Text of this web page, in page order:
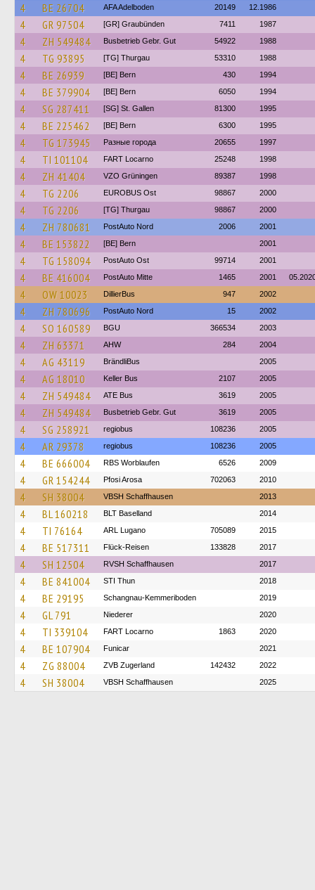
4 BE 26704 AFA Adelboden 20149 12.1986
4 GR 97504 [GR] Graubünden 7411 1987
4 ZH 549484 Busbetrieb Gebr. Gut 54922 1988
4 TG 93895 [TG] Thurgau 53310 1988
4 BE 26939 [BE] Bern 430 1994
4 BE 379904 [BE] Bern 6050 1994
4 SG 287411 [SG] St. Gallen 81300 1995
4 BE 225462 [BE] Bern 6300 1995
4 TG 173945 Разные города 20655 1997
4 TI 101104 FART Locarno 25248 1998
4 ZH 41404 VZO Grüningen 89387 1998
4 TG 2206 EUROBUS Ost 98867 2000
4 TG 2206 [TG] Thurgau 98867 2000
4 ZH 780681 PostAuto Nord 2006 2001
4 BE 153822 [BE] Bern 2001
4 TG 158094 PostAuto Ost 99714 2001
4 BE 416004 PostAuto Mitte 1465 2001
4 OW 10023 DillierBus 947 2002
4 ZH 780696 PostAuto Nord 15 2002
4 SO 160589 BGU 366534 2003
4 ZH 63371 AHW 284 2004
4 AG 43119 BrändliBus 2005
4 AG 18010 Keller Bus 2107 2005
4 ZH 549484 ATE Bus 3619 2005
4 ZH 549484 Busbetrieb Gebr. Gut 3619 2005
4 SG 258921 regiobus 108236 2005
4 AR 29378 regiobus 108236 2005
4 BE 666004 RBS Worblaufen 6526 2009
4 GR 154244 Pfosi Arosa 702063 2010
4 SH 38004 VBSH Schaffhausen 2013
4 BL 160218 BLT Baselland 2014
4 TI 76164 ARL Lugano 705089 2015
4 BE 517311 Flück-Reisen 133828 2017
4 SH 12504 RVSH Schaffhausen 2017
4 BE 841004 STI Thun 2018
4 BE 29195 Schangnau-Kemmeriboden 2019
4 GL 791 Niederer 2020
4 TI 339104 FART Locarno 1863 2020
4 BE 107904 Funicar 2021
4 ZG 88004 ZVB Zugerland 142432 2022
4 SH 38004 VBSH Schaffhausen 2025